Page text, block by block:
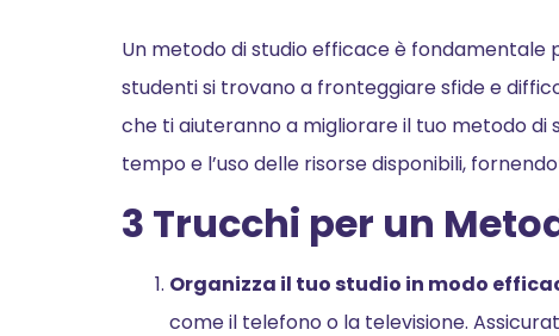
Un metodo di studio efficace è fondamentale
studenti si trovano a fronteggiare sfide e
che ti aiuteranno a migliorare il tuo metodo di
tempo e l’uso delle risorse disponibili,
3 Trucchi per un
Organizza il tuo studio in modo
come il telefono o la televisione.